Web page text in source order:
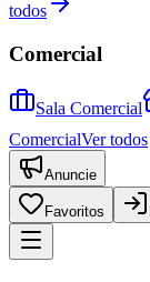
todos
Comercial
Sala Comercial
ComercialVer todos
Anuncie
Favoritos